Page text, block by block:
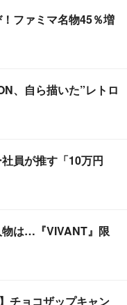
ファミマ名物45％増
、自ら描いた”レトロ
社員が推す「10万円
は…『VIVANT』限
チョコザップキャン